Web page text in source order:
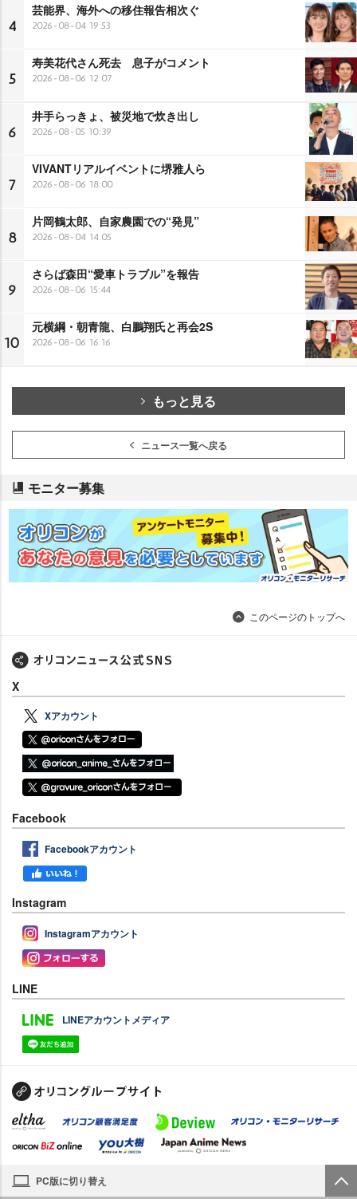
4
芸能界、海外への移住報告相次ぐ
2026-08-04 19:53
5
寿美花代さん死去 息子がコメント
2026-08-06 12:07
6
井手らっきょ、被災地で炊き出し
2026-08-05 10:39
7
VIVANTリアルイベントに堺雅人ら
2026-08-06 18:00
8
片岡鶴太郎、自家農園での“発見”
2026-08-04 14:05
9
さらば森田“愛車トラブル”を報告
2026-08-06 15:44
10
元横綱・朝青龍、白鵬翔氏と再会2S
2026-08-06 16:16
もっと見る
ニュース一覧へ戻る
モニター募集
このページのトップへ
X
Xアカウント
Facebook
Facebookアカウント
Instagram
Instagramアカウント
LINE
LINEアカウントメディア
PC版に切り替え